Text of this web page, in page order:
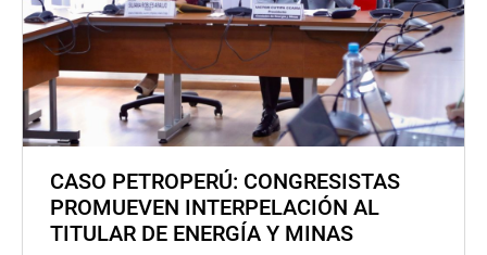
CASO PETROPERÚ: CONGRESISTAS
PROMUEVEN INTERPELACIÓN AL
TITULAR DE ENERGÍA Y MINAS